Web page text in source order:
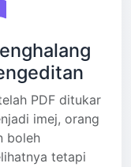
PDF ditukar
imej, orang
boleh
tetapi